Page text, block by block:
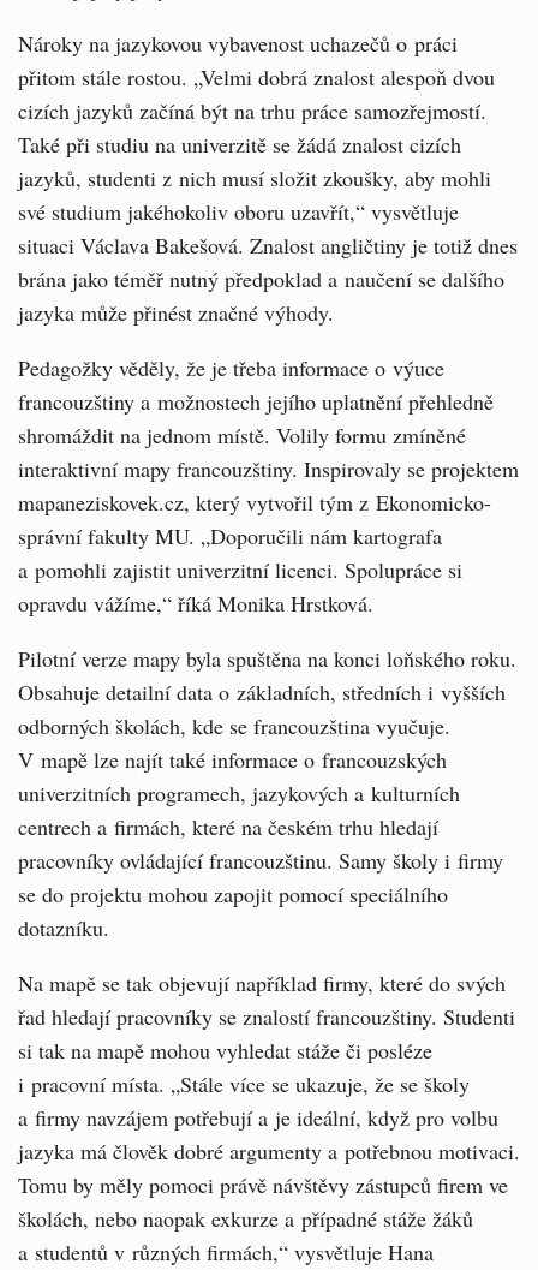
Nároky na jazykovou vybavenost uchazečů o práci
přitom stále rostou. „Velmi dobrá znalost alespoň dvou
cizích jazyků začíná být na trhu práce samozřejmostí.
Také při studiu na univerzitě se žádá znalost cizích
jazyků, studenti z nich musí složit zkoušky, aby mohli
své studium jakéhokoliv oboru uzavřít,“ vysvětluje
situaci Václava Bakešová. Znalost angličtiny je totiž dnes
brána jako téměř nutný předpoklad a naučení se dalšího
jazyka může přinést značné výhody.
Pedagožky věděly, že je třeba informace o výuce
francouzštiny a možnostech jejího uplatnění přehledně
shromáždit na jednom místě. Volily formu zmíněné
interaktivní mapy francouzštiny. Inspirovaly se projektem
mapaneziskovek.cz, který vytvořil tým z Ekonomicko-
správní fakulty MU. „Doporučili nám kartografa
a pomohli zajistit univerzitní licenci. Spolupráce si
opravdu vážíme,“ říká Monika Hrstková.
Pilotní verze mapy byla spuštěna na konci loňského roku.
Obsahuje detailní data o základních, středních i vyšších
odborných školách, kde se francouzština vyučuje.
V mapě lze najít také informace o francouzských
univerzitních programech, jazykových a kulturních
centrech a firmách, které na českém trhu hledají
pracovníky ovládající francouzštinu. Samy školy i firmy
se do projektu mohou zapojit pomocí speciálního
dotazníku.
Na mapě se tak objevují například firmy, které do svých
řad hledají pracovníky se znalostí francouzštiny. Studenti
si tak na mapě mohou vyhledat stáže či posléze
i pracovní místa. „Stále více se ukazuje, že se školy
a firmy navzájem potřebují a je ideální, když pro volbu
jazyka má člověk dobré argumenty a potřebnou motivaci.
Tomu by měly pomoci právě návštěvy zástupců firem ve
školách, nebo naopak exkurze a případné stáže žáků
a studentů v různých firmách,“ vysvětluje Hana